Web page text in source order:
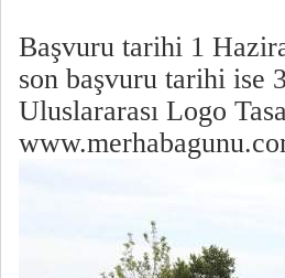
Başvuru tarihi 1
son başvuru tarihi ise
Uluslararası Logo